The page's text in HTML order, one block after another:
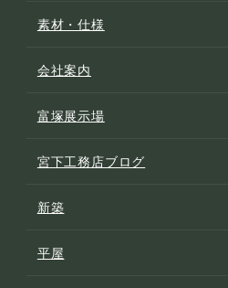
素材・仕様
会社案内
富塚展示場
宮下工務店ブログ
新築
平屋